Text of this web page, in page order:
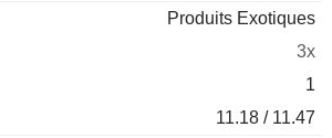
Produits Exotiques
3x
1
11.18 / 11.47